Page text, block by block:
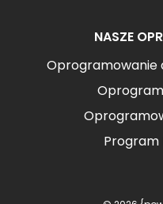
NASZE
Oprogramowanie
Program